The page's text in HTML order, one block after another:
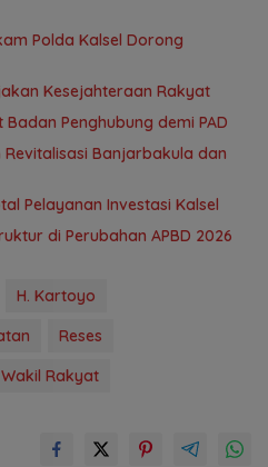
Polda Kalsel Dorong
Kesejahteraan Rakyat
Penghubung demi PAD
Banjarbakula dan
Pelayanan Investasi Kalsel
di Perubahan APBD 2026
H. Kartoyo
Reses
Wakil Rakyat